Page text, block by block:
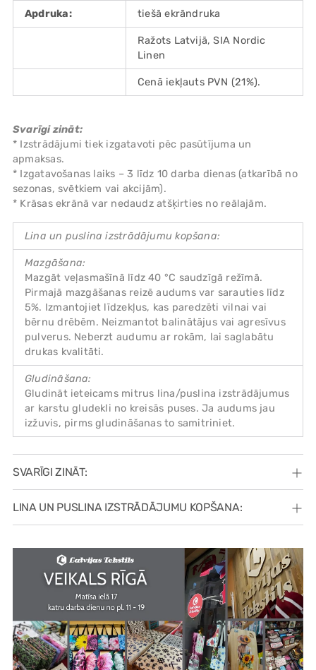
Apdruka: tiešā ekrāndruka
Ražots Latvijā, SIA Nordic
Linen
Cenā iekļauts PVN (21%).
Svarīgi zināt:
* Izstrādājumi tiek izgatavoti pēc pasūtījuma un
apmaksas.
* Izgatavošanas laiks – 3 līdz 10 darba dienas (atkarībā no
sezonas, svētkiem vai akcijām).
* Krāsas ekrānā var nedaudz atšķirties no reālajām.
Lina un puslina izstrādājumu kopšana:
Mazgāšana:
Mazgāt veļasmašīnā līdz 40 °C saudzīgā režīmā.
Pirmajā mazgāšanas reizē audums var sarauties līdz
5%. Izmantojiet līdzekļus, kas paredzēti vilnai vai
bērnu drēbēm. Neizmantot balinātājus vai agresīvus
pulverus. Neberzt audumu ar rokām, lai saglabātu
drukas kvalitāti.
Gludināšana:
Gludināt ieteicams mitrus lina/puslina izstrādājumus
ar karstu gludekli no kreisās puses. Ja audums jau
izžuvis, pirms gludināšanas to samitriniet.
SVARĪGI ZINĀT:
LINA UN PUSLINA IZSTRĀDĀJUMU KOPŠANA: